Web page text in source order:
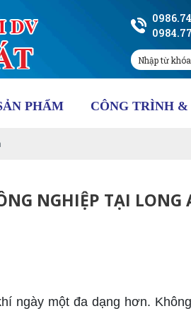
PHẨM CÔNG TRÌNH
NGHIỆP TẠI LONG
ngày một đa dạng hơn.